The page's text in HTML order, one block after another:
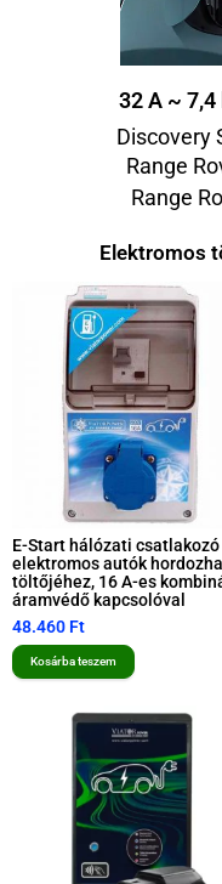
32 A ~
Discovery
Range
Range
Elektromos
E-Start hálózati csatlakozó
elektromos autók
töltőjéhez, 16 A-es
áramvédő kapcsolóval
48.460 Ft
Kosárba teszem